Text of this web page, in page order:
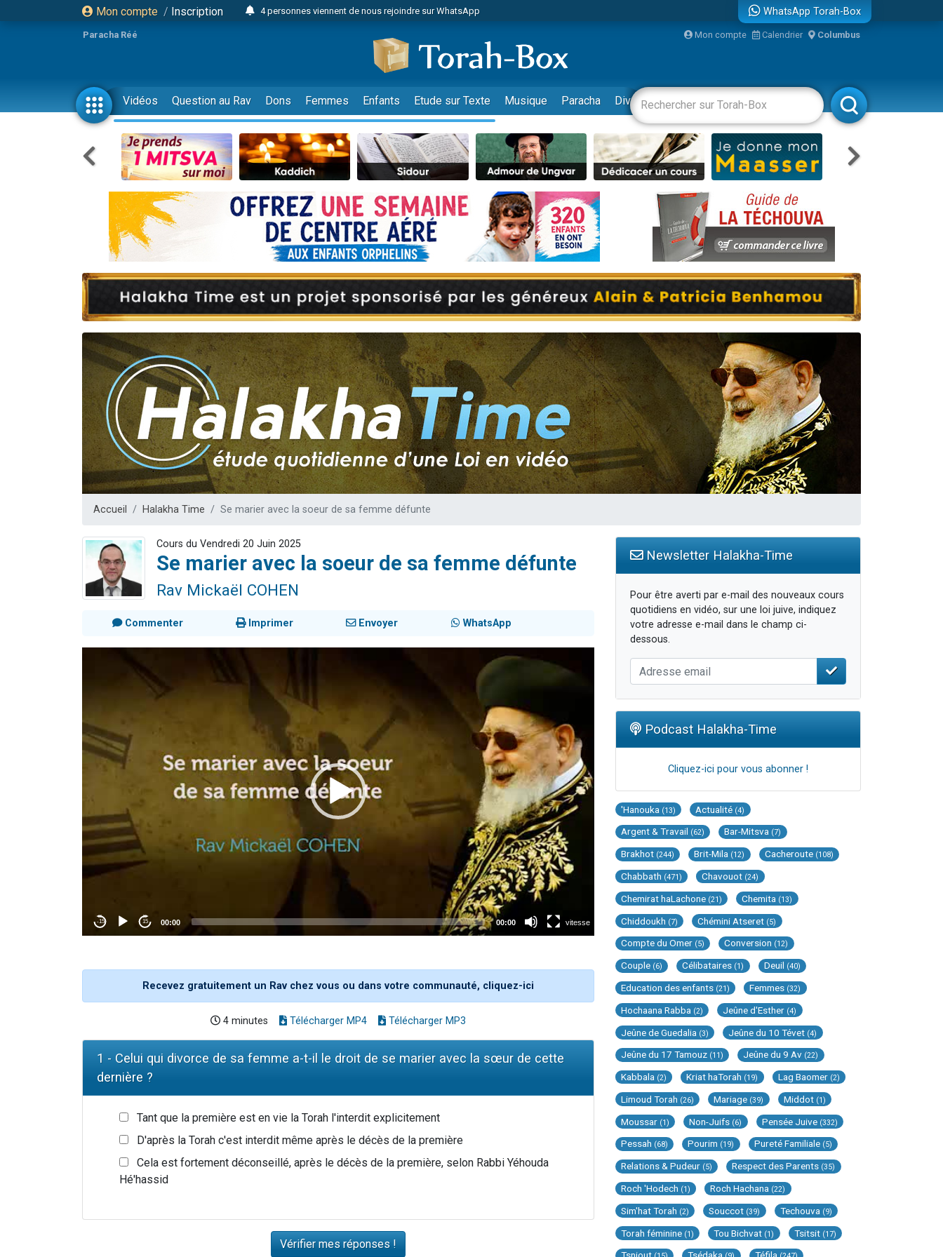
Mon compte / Inscription
4 personnes viennent de nous rejoindre sur WhatsApp
Odaya vient de donner son Maasser
3 personnes viennent de faire un don pour 5 jours de vacances aux Orphelins
3 personnes viennent de faire un don pour Diane, 80 ans, dans un appartement insalubre
13 personnes viennent de demander une bénédiction
2 personnes viennent de nous rejoindre sur WhatsApp
30 personnes viennent de faire un don pour Sauvez la jambe de Yohan
Il reste 49 places pour étudier en groupe sur Zoom
12 nouvelles musiques dans Torah-Box Music
3 personnes viennent de nous rejoindre sur WhatsApp
2 personnes viennent de nous rejoindre sur WhatsApp
3 personnes viennent de nous rejoindre sur WhatsApp
8 personnes viennent de faire un don pour Tsédaka : pauvres d'Israel
61 personnes viennent de demander une bénédiction
Ariel vient de donner son Maasser
Il reste 49 places pour étudier en groupe sur Zoom
Eva vient de donner son Maasser
WhatsApp Torah-Box
Paracha Réé Mon compte Calendrier Columbus
Vidéos Question au Rav Dons Femmes Enfants Etude sur Texte Musique Paracha Divertissements Livres Rabbanim
Accueil Halakha Time Se marier avec la soeur de sa femme défunte
Cours du Vendredi 20 Juin 2025
Se marier avec la soeur de sa femme défunte
Rav Mickaël COHEN
Commenter Imprimer Envoyer WhatsApp
Recevez gratuitement un Rav chez vous ou dans votre communauté, cliquez-ici
4 minutes Télécharger MP4 Télécharger MP3
1 - Celui qui divorce de sa femme a-t-il le droit de se marier avec la sœur de cette
dernière ?
Tant que la première est en vie la Torah l'interdit explicitement
D'après la Torah c'est interdit même après le décès de la première
Cela est fortement déconseillé, après le décès de la première, selon Rabbi Yéhouda
Hé'hassid
Newsletter Halakha-Time
Pour être averti par e-mail des nouveaux cours
quotidiens en vidéo, sur une loi juive, indiquez
votre adresse e-mail dans le champ ci-
dessous.
Podcast Halakha-Time
Cliquez-ici pour vous abonner !
'Hanouka (13) Actualité (4)
Argent & Travail (62) Bar-Mitsva (7)
Brakhot (244) Brit-Mila (12) Cacheroute (108)
Chabbath (471) Chavouot (24)
Chemirat haLachone (21) Chemita (13)
Chiddoukh (7) Chémini Atseret (5)
Compte du Omer (5) Conversion (12)
Couple (6) Célibataires (1) Deuil (40)
Education des enfants (21) Femmes (32)
Hochaana Rabba (2) Jeûne d'Esther (4)
Jeûne de Guedalia (3) Jeûne du 10 Tévet (4)
Jeûne du 17 Tamouz (11) Jeûne du 9 Av (22)
Kabbala (2) Kriat haTorah (19) Lag Baomer (2)
Limoud Torah (26) Mariage (39) Middot (1)
Moussar (1) Non-Juifs (6) Pensée Juive (332)
Pessah (68) Pourim (19) Pureté Familiale (5)
Relations & Pudeur (5) Respect des Parents (35)
Roch 'Hodech (1) Roch Hachana (22)
Sim'hat Torah (2) Souccot (39) Techouva (9)
Torah féminine (1) Tou Bichvat (1) Tsitsit (17)